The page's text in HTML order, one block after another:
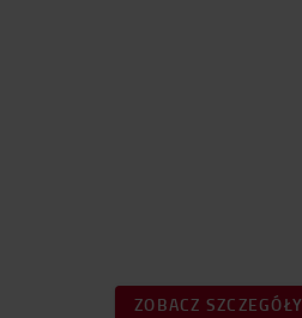
ZOBACZ SZCZEGÓŁY